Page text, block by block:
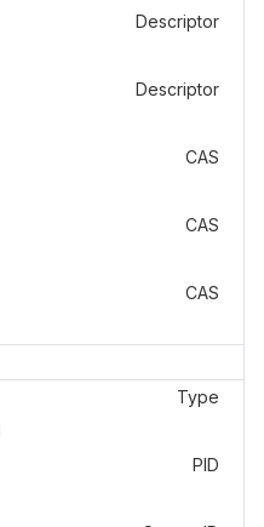
Descriptor
Descriptor
CAS
CAS
CAS
Type
PID